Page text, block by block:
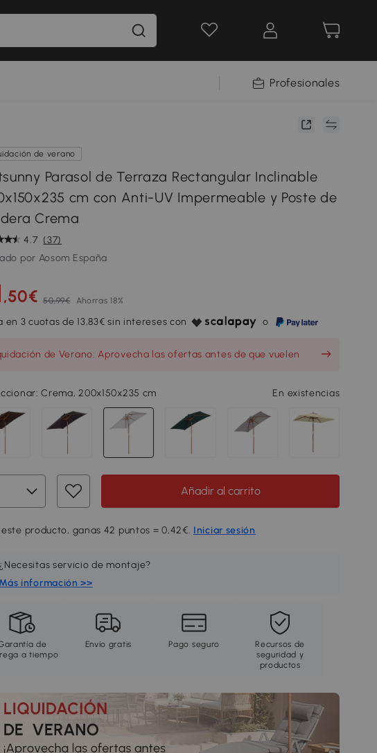
Profesionales
de verano
Parasol de Terraza Rectangular Inclinable
cm con Anti-UV Impermeable y Poste de
Crema
4.7 (37)
por Aosom España
,50€ 50,99€ Ahorras 18%
en 3 cuotas de 13,83€ sin intereses con o
de Verano: Aprovecha las ofertas antes de que vuelen
Crema, 200x150x235 cm En existencias
Añadir al carrito
producto, ganas 42 puntos = 0,42€. Iniciar sesión
servicio de montaje?
Más información >>
de
a tiempo
Envío gratis Pago seguro
Recursos de
seguridad y
productos